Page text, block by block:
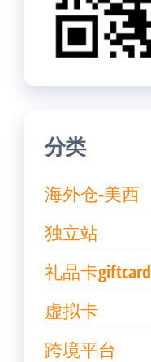
分类
海外仓-美西
独立站
礼品卡giftcard
虚拟卡
跨境平台